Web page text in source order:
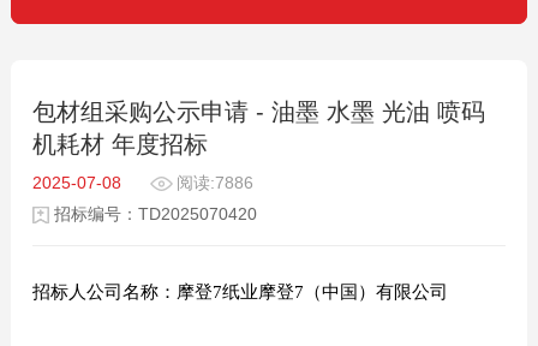
包材组采购公示申请 - 油墨 水墨 光油 喷码
机耗材 年度招标
2025-07-08
阅读:7886
招标编号：TD2025070420
招标人公司名称：摩登7纸业摩登7（中国）有限公司